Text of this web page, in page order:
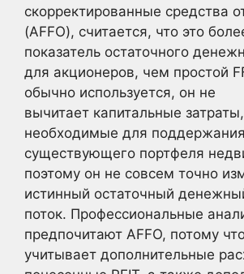
скорректированные средства
(AFFO), считается, что это
показатель остаточного
для акционеров, чем простой
обычно используется, он не
вычитает капитальные затраты,
необходимые для поддержания
существующего портфеля
поэтому он не совсем точно
истинный остаточный
поток. Профессиональные
предпочитают AFFO, потому
учитывает дополнительные